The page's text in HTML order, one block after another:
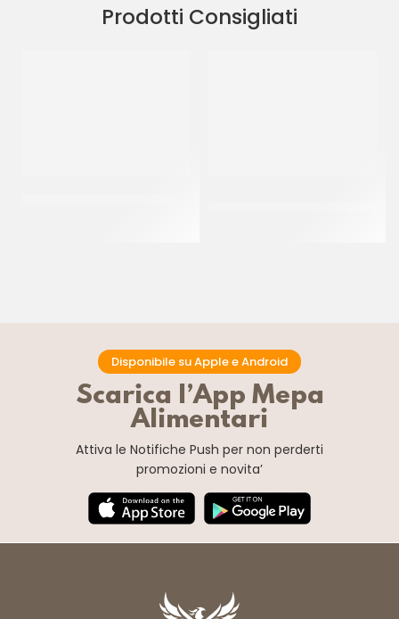
Prodotti Consigliati
Disponibile su Apple e Android
Scarica l’App Mepa
Alimentari
Attiva le Notifiche Push per non perderti
promozioni e novita’